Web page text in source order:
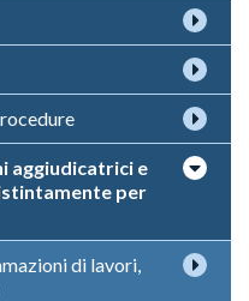
aggiudicatrici e
per
di lavori,